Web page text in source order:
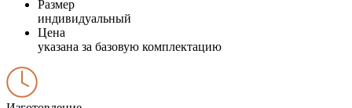
Размер
индивидуальный
Цена
указана за базовую комплектацию